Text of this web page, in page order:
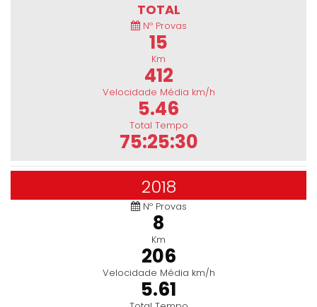
TOTAL
Nº Provas
15
Km
412
Velocidade Média km/h
5.46
Total Tempo
75:25:30
2018
Nº Provas
8
Km
206
Velocidade Média km/h
5.61